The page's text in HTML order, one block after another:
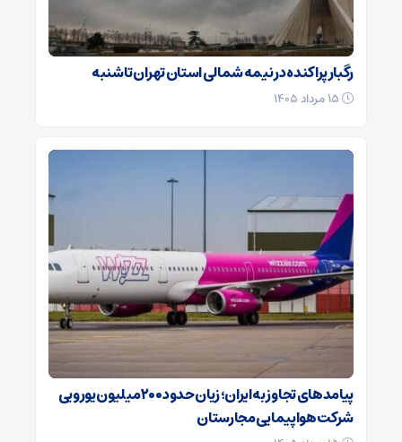
رگبار پراکنده در نیمه شمالی استان تهران تا شنبه
پیامدهای تجاوز به ایران؛ زیان حدود ۲۰۰ میلیون یورویی
شرکت هواپیمایی مجارستان